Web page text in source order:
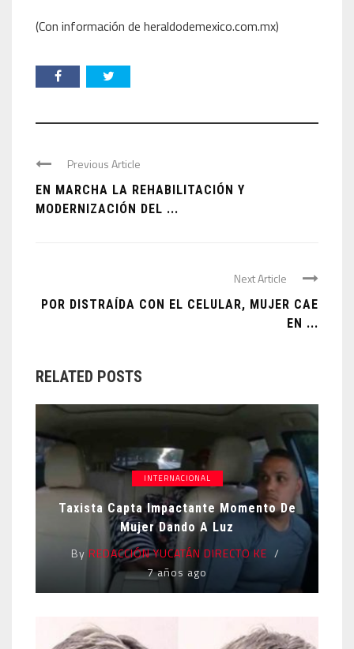
(Con información de heraldodemexico.com.mx)
Previous Article
EN MARCHA LA REHABILITACIÓN Y
MODERNIZACIÓN DEL ...
Next Article
POR DISTRAÍDA CON EL CELULAR, MUJER CAE
EN ...
RELATED POSTS
INTERNACIONAL
Taxista Capta Impactante Momento De
Mujer Dando A Luz
By REDACCIÓN YUCATÁN DIRECTO KE
7 años ago